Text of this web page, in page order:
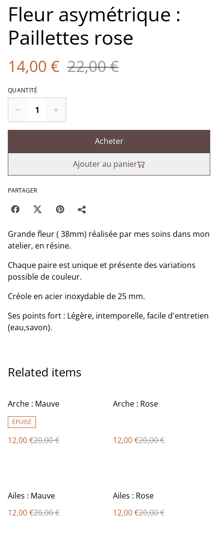
Fleur asymétrique :
Paillettes rose
14,00 € 22,00 €
QUANTITÉ
Acheter
Ajouter au panier
PARTAGER
Grande fleur ( 38mm) réalisée par mes soins dans mon
atelier, en résine.
Chaque paire est unique et présente des variations
possible de couleur.
Créole en acier inoxydable de 25 mm.
Ses points fort : Légère, intemporelle, facile d'entretien
(eau,savon).
Related items
%
Arche : Mauve
ÉPUISÉ
12,00 €20,00 €
%
Arche : Rose
12,00 €20,00 €
%
Ailes : Mauve
12,00 €20,00 €
%
Ailes : Rose
12,00 €20,00 €